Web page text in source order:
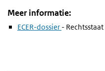
Meer informatie:
ECER-dossier - Rechtsstaat